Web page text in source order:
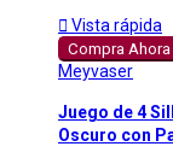
 Vista rápida
Compra Ahora
Meyvaser
Juego de 4
Oscuro con